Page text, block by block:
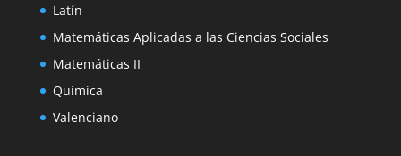
Latín
Matemáticas Aplicadas a las Ciencias Sociales
Matemáticas II
Química
Valenciano